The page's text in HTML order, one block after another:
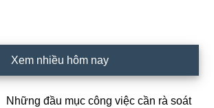
Xem nhiều hôm nay
Những đầu mục công việc cần rà soát